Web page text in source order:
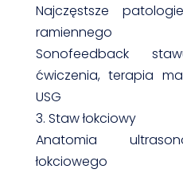
Najczęstsze
ramiennego
Sonofeedback
ćwiczenia, terapia
USG
3. Staw łokciowy
Anatomia
łokciowego